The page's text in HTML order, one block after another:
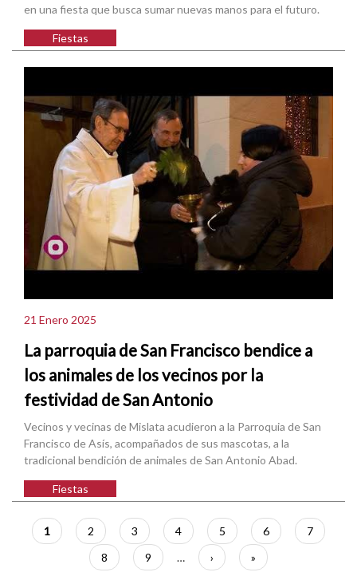
en una fiesta que busca sumar nuevas manos para el futuro.
Fiestas
21 Enero 2025
La parroquia de San Francisco bendice a
los animales de los vecinos por la
festividad de San Antonio
Vecinos y vecinas de Mislata acudieron a la Parroquia de San
Francisco de Asís, acompañados de sus mascotas, a la
tradicional bendición de animales de San Antonio Abad.
Fiestas
Paginación
Página
actual
1 Página
2 Página
3 Página
4 Página
5 Página
6 Página
7
Página
8 Página
9 …
Siguiente
página
›
Última
página
»